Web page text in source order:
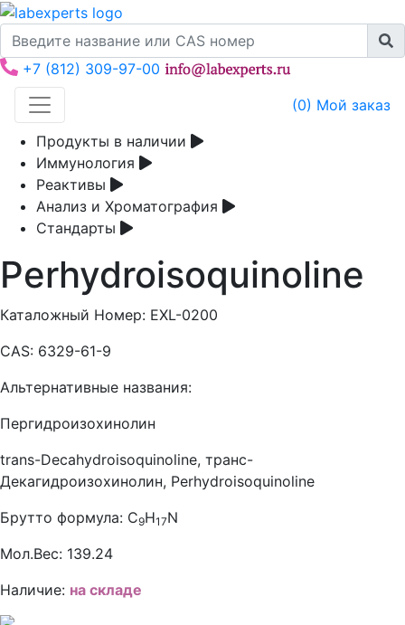
+7 (812) 309-97-00
(0) Мой заказ
Продукты в наличии
Иммунология
Реактивы
Анализ и Хроматография
Стандарты
Perhydroisoquinoline
Каталожный Номер: EXL-0200
CAS: 6329-61-9
Альтернативные названия:
Пергидроизохинолин
trans-Decahydroisoquinoline, транс-
Декагидроизохинолин, Perhydroisoquinoline
Брутто формула: C9H17N
Мол.Вес: 139.24
Наличие: на складе